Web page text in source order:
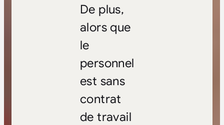
De plus,
alors que
le
personnel
est sans
contrat
de travail